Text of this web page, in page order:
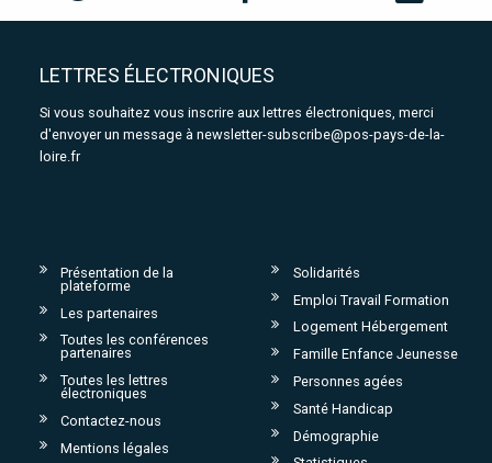
LETTRES ÉLECTRONIQUES
Si vous souhaitez vous inscrire aux lettres électroniques, merci
d'envoyer un message à newsletter-subscribe@pos-pays-de-la-
loire.fr
Présentation de la
plateforme
Les partenaires
Toutes les conférences
partenaires
Toutes les lettres
électroniques
Contactez-nous
Mentions légales
Solidarités
Emploi Travail Formation
Logement Hébergement
Famille Enfance Jeunesse
Personnes agées
Santé Handicap
Démographie